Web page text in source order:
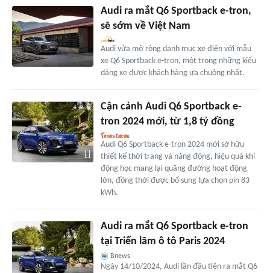
Audi ra mắt Q6 Sportback e-tron,
sẽ sớm về Việt Nam
Audi vừa mở rộng danh mục xe điện với mẫu
xe Q6 Sportback e-tron, một trong những kiểu
dáng xe được khách hàng ưa chuộng nhất.
Cận cảnh Audi Q6 Sportback e-
tron 2024 mới, từ 1,8 tỷ đồng
Audi Q6 Sportback e-tron 2024 mới sở hữu
thiết kế thời trang và năng động, hiệu quả khí
động học mang lại quãng đường hoạt động
lớn, đồng thời được bổ sung lựa chọn pin 83
kWh.
Audi ra mắt Q6 Sportback e-tron
tại Triển lãm ô tô Paris 2024
Bnews
Ngày 14/10/2024, Audi lần đầu tiên ra mắt Q6